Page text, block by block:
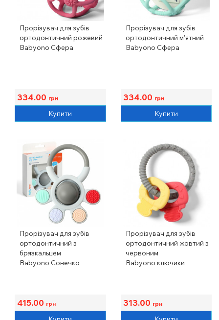
Прорізувач для зубів
ортодонтичний рожевий
Babyono Сфера
334.00 грн
Купити
Прорізувач для зубів
ортодонтичний м'ятний
Babyono Сфера
334.00 грн
Купити
Прорізувач для зубів
ортодонтичний з
брязкальцем
Babyono Сонечко
415.00 грн
Прорізувач для зубів
ортодонтичний жовтий з
червоним
Babyono ключики
313.00 грн